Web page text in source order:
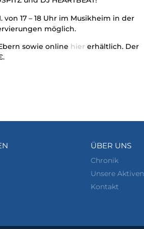
von 17 – 18 Uhr im Musikheim in der
möglich.
sowie online hier erhältlich. Der
ÜBER UNS
Chronik
Unsere Aktiven
Kontakt